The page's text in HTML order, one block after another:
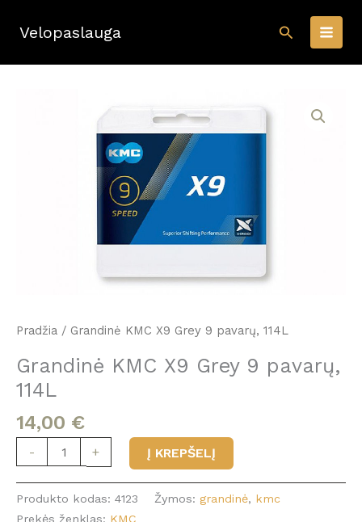
prieVelopaslauga Paieška
Pradžia / Grandinė KMC X9 Grey 9 pavarų, 114L
Grandinė KMC X9 Grey 9 pavarų,
114L
14,00 €
-
produkto
kiekis:
Grandinė
KMC
+ Į KREPŠELĮ
Produkto kodas: 4123 Žymos: grandinė, kmc
Prekės ženklas: KMC